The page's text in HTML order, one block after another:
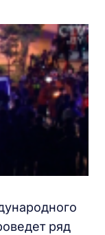
ряд